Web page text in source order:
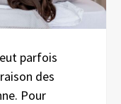
parfois
des
Pour